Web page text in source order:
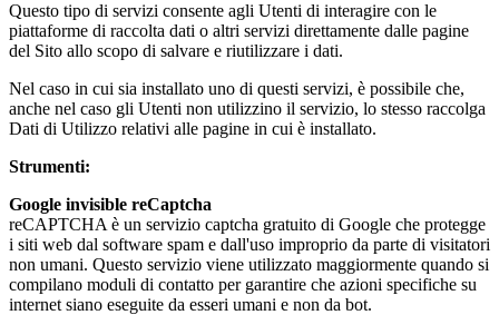
Questo tipo di servizi consente agli Utenti di interagire con le
piattaforme di raccolta dati o altri servizi direttamente dalle pagine
del Sito allo scopo di salvare e riutilizzare i dati.
Nel caso in cui sia installato uno di questi servizi, è possibile che,
anche nel caso gli Utenti non utilizzino il servizio, lo stesso raccolga
Dati di Utilizzo relativi alle pagine in cui è installato.
Strumenti:
Google invisible reCaptcha
reCAPTCHA è un servizio captcha gratuito di Google che protegge
i siti web dal software spam e dall'uso improprio da parte di visitatori
non umani. Questo servizio viene utilizzato maggiormente quando si
compilano moduli di contatto per garantire che azioni specifiche su
internet siano eseguite da esseri umani e non da bot.